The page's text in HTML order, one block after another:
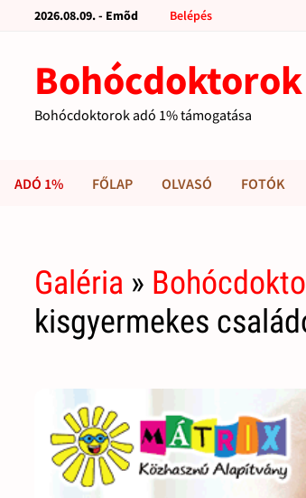
2026.08.09. - Emõd Belépés
Bohócdoktorok
Bohócdoktorok adó 1% támogatása
ADÓ 1% FŐLAP OLVASÓ FOTÓK
Galéria »
kisgyermekes